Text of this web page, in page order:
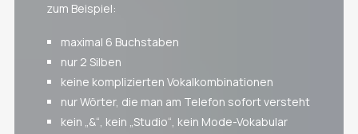
zum Beispiel:
maximal 6 Buchstaben
nur 2 Silben
keine komplizierten Vokalkombinationen
nur Wörter, die man am Telefon sofort versteht
kein „&“, kein „Studio“, kein Mode-Vokabular